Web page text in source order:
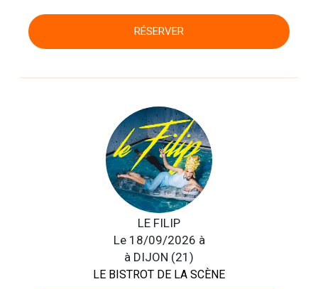
RÉSERVER
LE FILIP
Le 18/09/2026 à
à DIJON (21)
LE BISTROT DE LA SCÈNE